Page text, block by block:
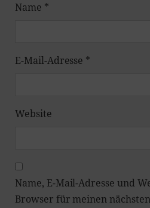
Name *
E-Mail-Adresse *
Website
Name, E-Mail-Adresse und
Browser für meinen